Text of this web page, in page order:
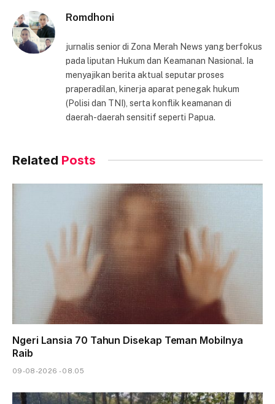
Romdhoni
jurnalis senior di Zona Merah News yang berfokus
pada liputan Hukum dan Keamanan Nasional. Ia
menyajikan berita aktual seputar proses
praperadilan, kinerja aparat penegak hukum
(Polisi dan TNI), serta konflik keamanan di
daerah-daerah sensitif seperti Papua.
Related Posts
Ngeri Lansia 70 Tahun Disekap Teman Mobilnya
Raib
09-08-2026 - 08.05